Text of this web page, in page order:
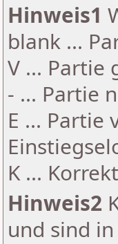
Hinweis1
blank ...
V ... Partie
- ... Partie
E ... Partie
K ...
Hinweis2
und sind